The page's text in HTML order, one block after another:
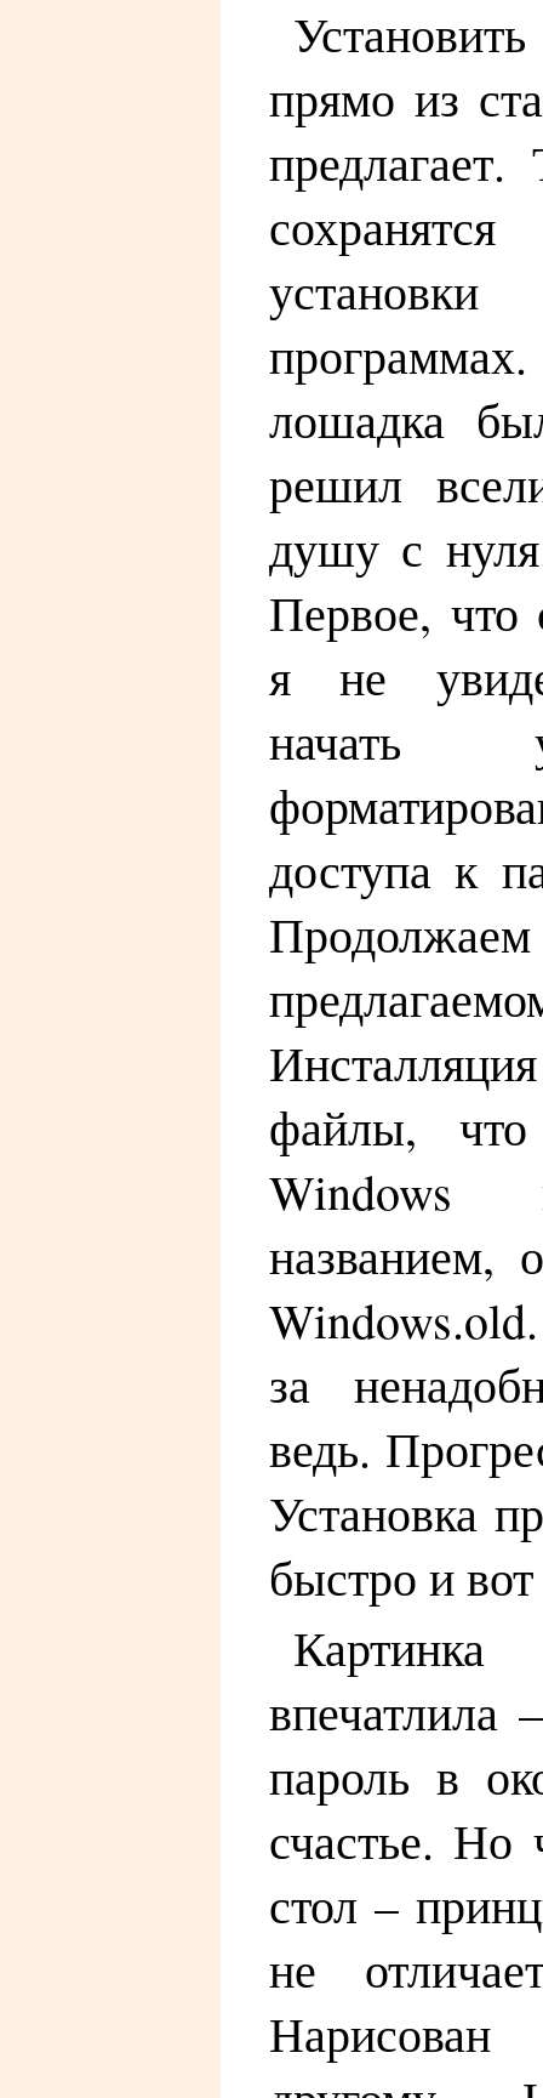
прямо из
лошадка
решил
душу с
Первое, что
я не
начать
доступа к
файлы,
названием,
за
ведь.
Установка
быстро и
впечатлила
пароль в
счастье. Но
стол –
не